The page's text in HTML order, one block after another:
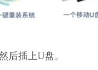
后插上U盘。